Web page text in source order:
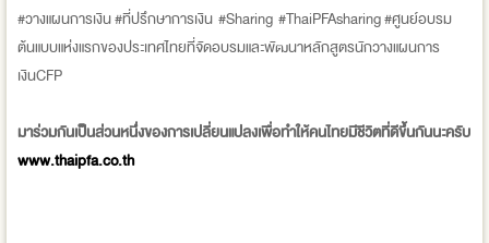
#วางแผนการเงิน #ที่ปรึกษาการเงิน #Sharing #ThaiPFAsharing #ศูนย์อบรม
ต้นแบบแห่งแรกของประเทศไทยที่จัดอบรมและพัฒนาหลักสูตรนักวางแผนการ
เงินCFP
มาร่วมกันเป็นส่วนหนึ่งของการเปลี่ยนแปลงเพื่อทำให้คนไทยมีชีวิตที่ดีขึ้นกันนะครับ
www.thaipfa.co.th